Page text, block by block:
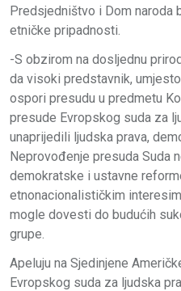
Predsjedništvo i Dom naroda
etničke pripadnosti.
-S obzirom na dosljednu
da visoki predstavnik,
ospori presudu u predmetu
presude Evropskog suda za
unaprijedili ljudska prava,
Neprovođenje presuda Suda
demokratske i ustavne
etnonacionalističkim
mogle dovesti do budućih
grupe.
Apeluju na Sjedinjene
Evropskog suda za ljudska